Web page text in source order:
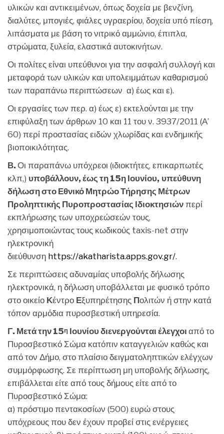
υλικών και αντικειμένων, όπως δοχεία με βενζίνη,
διαλύτες, μπογιές, φιάλες υγραερίου, δοχεία υπό πίεση,
λιπάσματα με βάση το νιτρικό αμμώνιο, έπιπλα,
στρώματα, ξυλεία, ελαστικά αυτοκινήτων.
Οι πολίτες είναι υπεύθυνοι για την ασφαλή συλλογή και
μεταφορά των υλικών και υπολειμμάτων καθαρισμού
των παραπάνω περιπτώσεων α) έως και ε).
Οι εργασίες των περ. α) έως ε) εκτελούνται με την
επιφύλαξη των άρθρων 10 και 11 του ν. 3937/2011 (Α’
60) περί προστασίας ειδών χλωρίδας και ενδημικής
βιοποικιλότητας.
Β. Οι παραπάνω υπόχρεοι (ιδιοκτήτες, επικαρπωτές
κλπ,) υποβάλλουν, έως τη 15η Ιουνίου, υπεύθυνη
δήλωση στο Εθνικό Μητρώο Τήρησης Μέτρων
Προληπτικής Πυροπροστασίας Ιδιοκτησιών περί
εκπλήρωσης των υποχρεώσεών τους,
χρησιμοποιώντας τους κωδικούς taxis-net στην
ηλεκτρονική
διεύθυνση https://akatharista.apps.gov.gr/.
Σε περιπτώσεις αδυναμίας υποβολής δήλωσης
ηλεκτρονικά, η δήλωση υποβάλλεται με φυσικό τρόπο
στο οικείο Κέντρο Εξυπηρέτησης Πολιτών ή στην κατά
τόπον αρμόδια πυροσβεστική υπηρεσία.
Γ. Μετά την 15η Ιουνίου διενεργούνται έλεγχοι από το
Πυροσβεστικό Σώμα κατόπιν καταγγελιών καθώς και
από τον Δήμο, στο πλαίσιο δειγματοληπτικών ελέγχων
συμμόρφωσης. Σε περίπτωση μη υποβολής δήλωσης,
επιβάλλεται είτε από τους δήμους είτε από το
Πυροσβεστικό Σώμα:
α) πρόστιμο πεντακοσίων (500) ευρώ στους
υπόχρεους που δεν έχουν προβεί στις ενέργειες